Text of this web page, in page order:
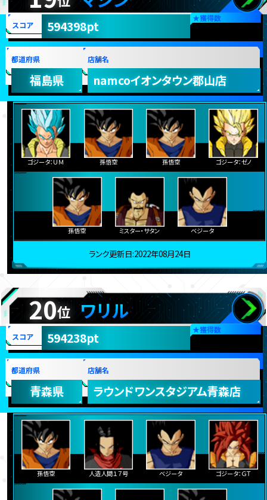
★獲得数
スコア 594398pt
都道府県
福島県
店舗名
namcoイオンタウン郡山店
ゴジータ：ＵＭ 孫悟空 孫悟空 ゴジータ：ゼノ
孫悟空 ミスター・サタン ベジータ
ランク更新日:2022年08月24日
20位 ワリル
★獲得数
スコア 594238pt
都道府県
青森県
店舗名
ラウンドワンスタジアム青森店
孫悟空 人造人間１７号 ベジータ ゴジータ：ＧＴ